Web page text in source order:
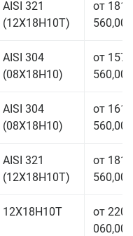
AISI 321
(12Х18Н10Т)
от 181
560,00
AISI 304
(08Х18Н10)
от 157
560,00
AISI 304
(08Х18Н10)
от 161
560,00
AISI 321
(12Х18Н10Т)
от 181
560,00
12Х18Н10Т
от 220
060,00